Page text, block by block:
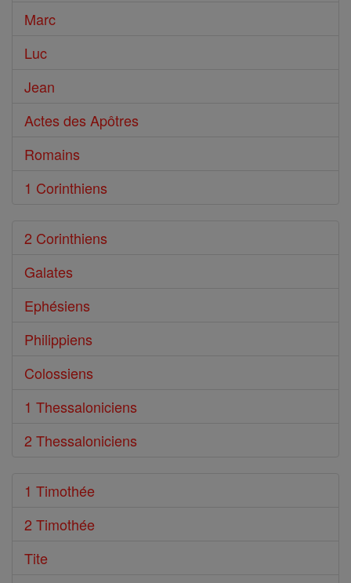
Marc
Luc
Jean
Actes des Apôtres
Romains
1 Corinthiens
2 Corinthiens
Galates
Ephésiens
Philippiens
Colossiens
1 Thessaloniciens
2 Thessaloniciens
1 Timothée
2 Timothée
Tite